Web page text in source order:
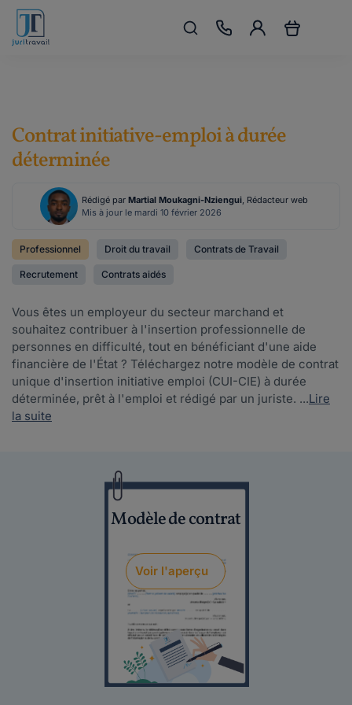
Modèle de contrat
Voir l'aperçu
Contrat initiative-emploi à durée
déterminée
Rédigé par Martial Moukagni-Nziengui, Rédacteur web
Mis à jour le mardi 10 février 2026
Professionnel Droit du travail Contrats de Travail
Recrutement Contrats aidés
Vous êtes un employeur du secteur marchand et
souhaitez contribuer à l'insertion professionnelle de
personnes en difficulté, tout en bénéficiant d'une aide
financière de l'État ? Téléchargez notre modèle de contrat
unique d'insertion initiative emploi (CUI-CIE) à durée
déterminée, prêt à l'emploi et rédigé par un juriste. ...Lire
la suite